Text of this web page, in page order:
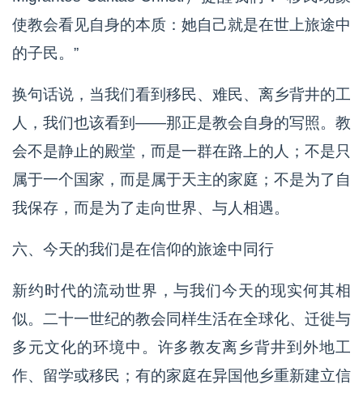
使教会看见自身的本质：她自己就是在世上旅途中
的子民。”
换句话说，当我们看到移民、难民、离乡背井的工
人，我们也该看到——那正是教会自身的写照。教
会不是静止的殿堂，而是一群在路上的人；不是只
属于一个国家，而是属于天主的家庭；不是为了自
我保存，而是为了走向世界、与人相遇。
六、今天的我们是在信仰的旅途中同行
新约时代的流动世界，与我们今天的现实何其相
似。二十一世纪的教会同样生活在全球化、迁徙与
多元文化的环境中。许多教友离乡背井到外地工
作、留学或移民；有的家庭在异国他乡重新建立信